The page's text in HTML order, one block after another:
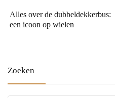
Alles over de dubbeldekkerbus:
een icoon op wielen
Zoeken